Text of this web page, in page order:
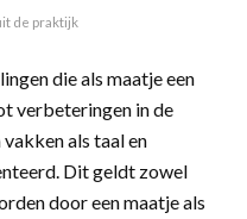
de praktijk
die als maatje een
verbeteringen in de
als taal en
Dit geldt zowel
door een maatje als